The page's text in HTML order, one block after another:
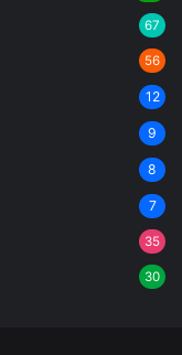
67
56
12
9
8
7
35
30